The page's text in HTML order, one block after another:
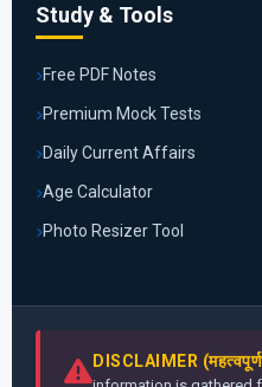
Study & Tools
Free PDF Notes
Premium Mock Tests
Daily Current Affairs
Age Calculator
Photo Resizer Tool
DISCLAIMER